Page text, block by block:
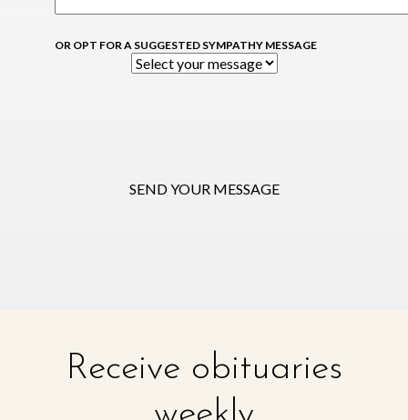
OR OPT FOR A SUGGESTED SYMPATHY MESSAGE
SEND YOUR MESSAGE
Receive obituaries